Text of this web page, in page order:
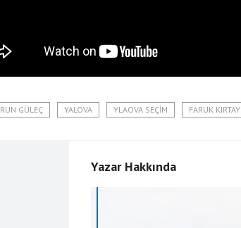
GÜLEÇ YALOVA YLAOVA SEÇIM FARUK KIRTAY
Yazar Hakkında